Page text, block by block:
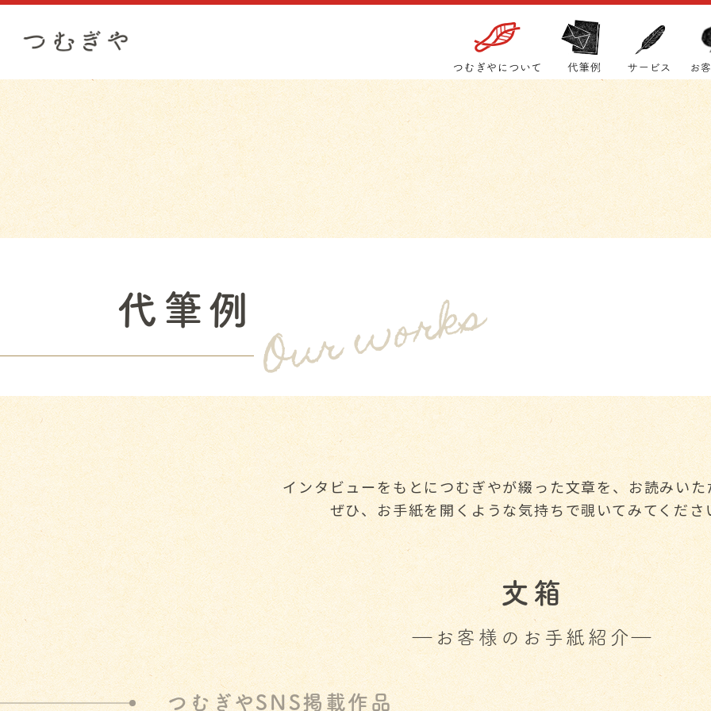
代筆例 Our works
インタビューをもとにつむぎやが綴った文章を、お読みいた
ぜひ、お手紙を開くような気持ちで覗いてみてくださ
文箱
―お客様のお手紙紹介―
つむぎやSNS掲載作品